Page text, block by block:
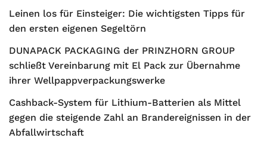
Leinen los für Einsteiger: Die wichtigsten Tipps für
den ersten eigenen Segeltörn
DUNAPACK PACKAGING der PRINZHORN GROUP
schließt Vereinbarung mit El Pack zur Übernahme
ihrer Wellpappverpackungswerke
Cashback-System für Lithium-Batterien als Mittel
gegen die steigende Zahl an Brandereignissen in der
Abfallwirtschaft